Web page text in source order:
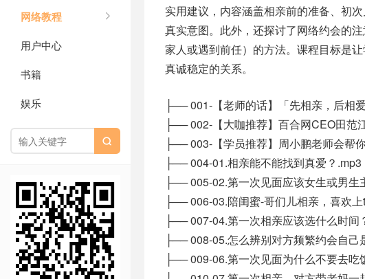
网络教程
用户中心
书籍
娱乐

实用建议，内容涵盖相亲前的准备、初
真实意图。此外，还探讨了网络约会的
家人或遇到前任）的方法。课程目标是
真诚稳定的关系。
├── 001-【老师的话】「先相亲，后相
├── 002-【大咖推荐】百合网CEO田范
├── 003-【学员推荐】周小鹏老师会帮
├── 004-01.相亲能不能找到真爱？.mp3
├── 005-02.第一次见面应该女生或男生
├── 006-03.陪闺蜜-哥们儿相亲，喜欢
├── 007-04.第一次相亲应该选什么时间
├── 008-05.怎么辨别对方频繁约会自
├── 009-06.第一次见面为什么不要去吃